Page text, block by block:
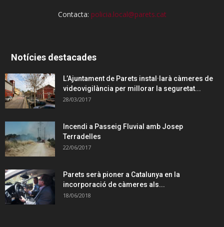
Contacta: policia.local@parets.cat
Notícies destacades
L’Ajuntament de Parets instal·larà càmeres de
videovigilància per millorar la seguretat...
28/03/2017
Incendi a Passeig Fluvial amb Josep
Terradelles
22/06/2017
Parets serà pioner a Catalunya en la
incorporació de càmeres als...
18/06/2018